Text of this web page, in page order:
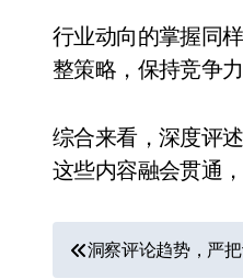
行业动向的掌握同
整策略，保持竞争
综合来看，深度评
这些内容融会贯通
文洞察评论趋势，严